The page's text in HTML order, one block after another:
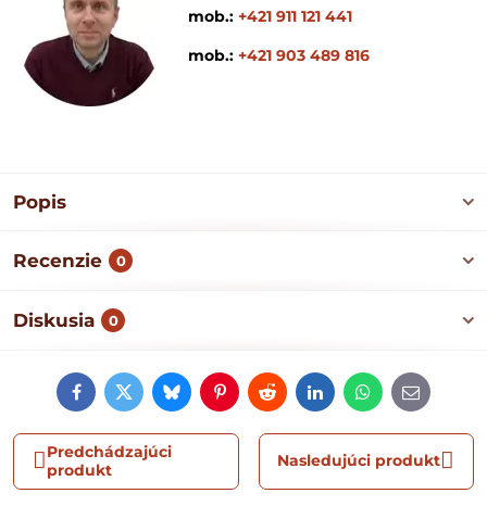
mob.: +421 911 121 441
mob.: +421 903 489 816
Popis
Recenzie 0
Diskusia 0
FacebookTwitterBlueskyPinterestRedditLinkedInWhatsApp
E-
mail
Predchádzajúci
produkt
Nasledujúci produkt